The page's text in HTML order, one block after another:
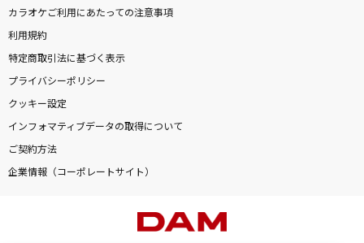
カラオケご利用にあたっての注意事項
利用規約
特定商取引法に基づく表示
プライバシーポリシー
クッキー設定
インフォマティブデータの取得について
ご契約方法
企業情報（コーポレートサイト）